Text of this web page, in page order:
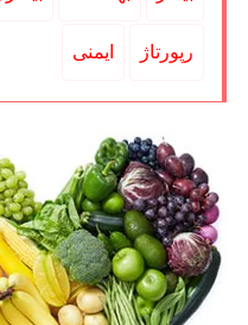
رپورتاژ ایمنی